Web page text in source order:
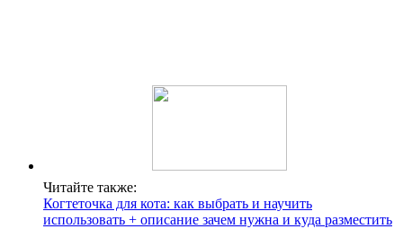
Читайте также:
Когтеточка для кота: как выбрать и научить
использовать + описание зачем нужна и куда разместить